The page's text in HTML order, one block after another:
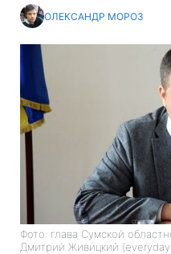
ОЛЕКСАНДР МОРОЗ
Фото: глава Сумской
Дмитрий Живицкий (everyday